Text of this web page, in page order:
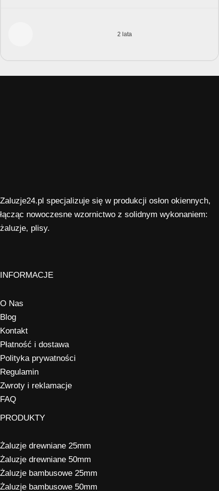
2 lata
Zaluzje24.pl specjalizuje się w produkcji osłon okiennych,
łącząc nowoczesne wzornictwo z solidnym wykonaniem:
żaluzje, plisy.
INFORMACJE
O Nas
Blog
Kontakt
Płatność i dostawa
Polityka prywatności
Regulamin
Zwroty i reklamacje
FAQ
PRODUKTY
Żaluzje drewniane 25mm
Żaluzje drewniane 50mm
Żaluzje bambusowe 25mm
Żaluzje bambusowe 50mm